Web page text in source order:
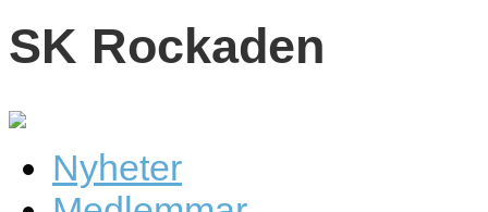
SK Rockaden
Nyheter